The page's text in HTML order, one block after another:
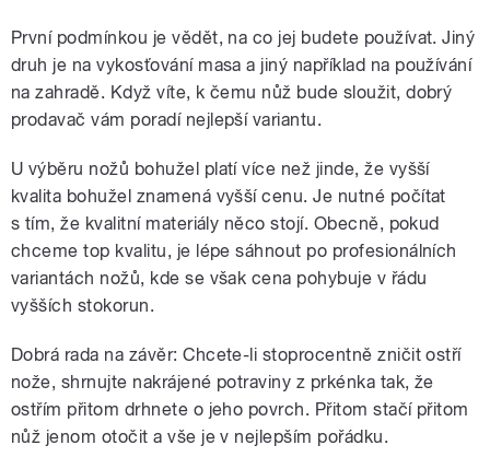
První podmínkou je vědět, na co jej budete používat. Jiný
druh je na vykosťování masa a jiný například na používání
na zahradě. Když víte, k čemu nůž bude sloužit, dobrý
prodavač vám poradí nejlepší variantu.
U výběru nožů bohužel platí více než jinde, že vyšší
kvalita bohužel znamená vyšší cenu. Je nutné počítat
s tím, že kvalitní materiály něco stojí. Obecně, pokud
chceme top kvalitu, je lépe sáhnout po profesionálních
variantách nožů, kde se však cena pohybuje v řádu
vyšších stokorun.
Dobrá rada na závěr: Chcete-li stoprocentně zničit ostří
nože, shrnujte nakrájené potraviny z prkénka tak, že
ostřím přitom drhnete o jeho povrch. Přitom stačí přitom
nůž jenom otočit a vše je v nejlepším pořádku.